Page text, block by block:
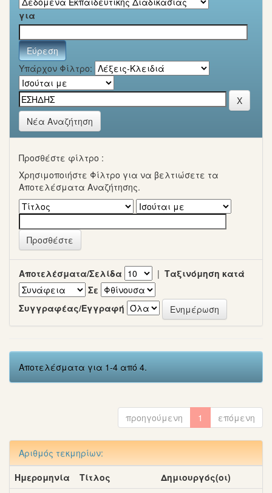
για
Υπάρχον Φίλτρο:
Νέα Αναζήτηση
Προσθέστε φίλτρο :
Χρησιμοποιήστε Φίλτρο για να βελτιώσετε τα
Αποτελέσματα Αναζήτησης.
Αποτελέσματα/Σελίδα | Ταξινόμηση κατά
Σε
Συγγραφέας/Εγγραφή
Αποτελέσματα για 1-4 από 4.
προηγούμενη 1 επόμενη
Αριθμός τεκμηρίων:
Ημερομηνία
Τίτλος
Δημιουργός(οι)